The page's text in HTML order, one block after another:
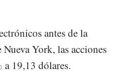
antes de la
York, las acciones
a 19,13 dólares.